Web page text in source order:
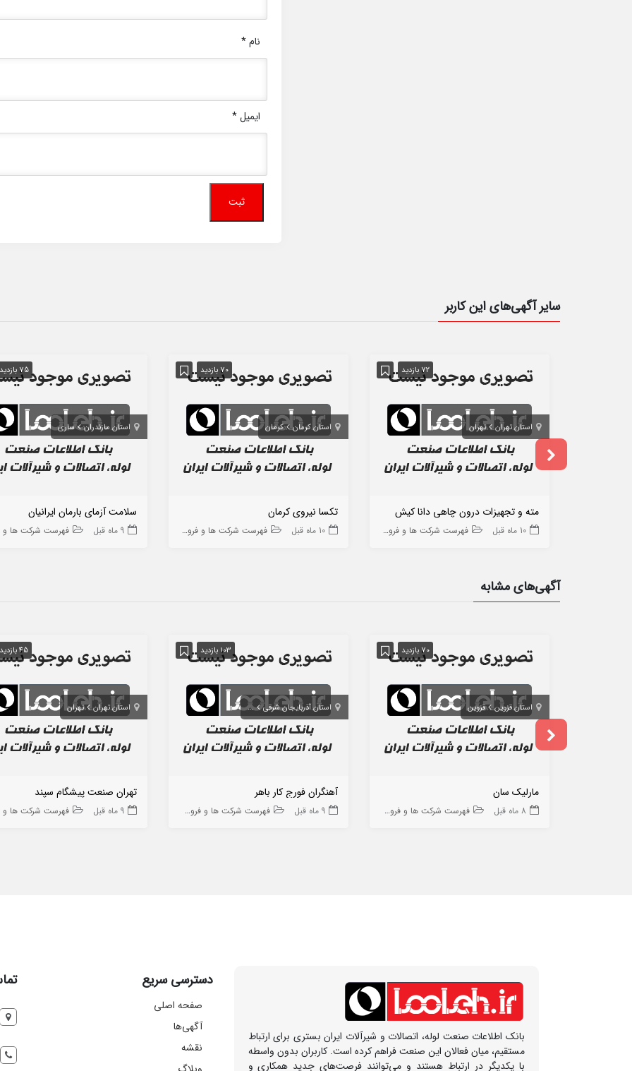
نام*
ایمیل*
سایر آگهی‌های این کاربر
72 بازدید
استان تهران تهران
مته و تجهیزات درون چاهی دانا کیش
10 ماه قبل فهرست شرکت ها و فروشگاه ها
70 بازدید
استان کرمان کرمان
تکسا نیروی کرمان
10 ماه قبل فهرست شرکت ها و فروشگاه ها
75 بازدید
استان مازندران ساری
سلامت آزمای بارمان ایرانیان
9 ماه قبل فهرست شرکت ها و
آگهی‌های مشابه
70 بازدید
استان قزوین قزوین
مارلیک سان
8 ماه قبل فهرست شرکت ها و فروشگاه ها
103 بازدید
استان آذربایجان شرقی تبریز
آهنگران فورج کار باهر
9 ماه قبل فهرست شرکت ها و فروشگاه ها
45 بازدید
استان تهران تهران
تهران صنعت پیشگام سپند
9 ماه قبل فهرست شرکت ها و
بانک اطلاعات صنعت لوله، اتصالات و شیرآلات ایران بستری برای ارتباط
مستقیم، میان فعالان این صنعت فراهم کرده است. کاربران بدون واسطه
با یکدیگر در ارتباط هستند و می‌توانند فرصت‌های جدید همکاری و
دسترسی سریع
صفحه اصلی
آگهی‌ها
نقشه